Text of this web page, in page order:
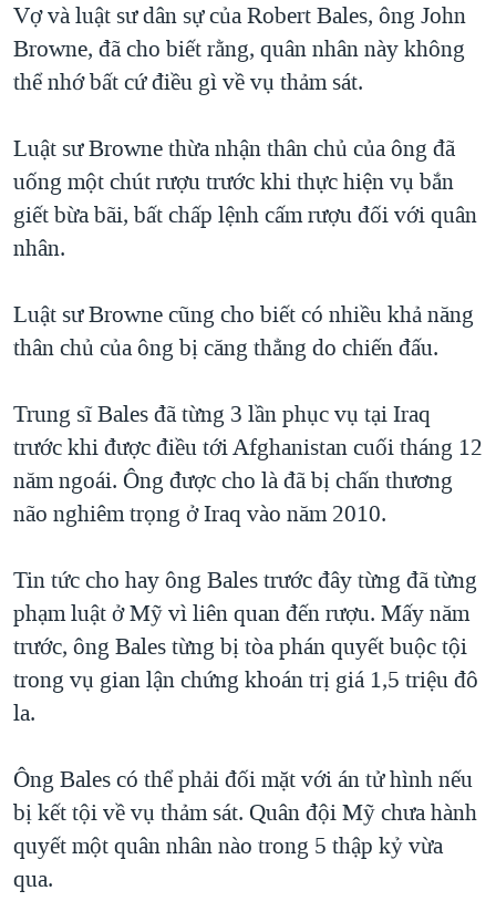
Vợ và luật sư dân sự của Robert Bales, ông John
Browne, đã cho biết rằng, quân nhân này không
thể nhớ bất cứ điều gì về vụ thảm sát.
Luật sư Browne thừa nhận thân chủ của ông đã
uống một chút rượu trước khi thực hiện vụ bắn
giết bừa bãi, bất chấp lệnh cấm rượu đối với quân
nhân.
Luật sư Browne cũng cho biết có nhiều khả năng
thân chủ của ông bị căng thẳng do chiến đấu.
Trung sĩ Bales đã từng 3 lần phục vụ tại Iraq
trước khi được điều tới Afghanistan cuối tháng 12
năm ngoái. Ông được cho là đã bị chấn thương
não nghiêm trọng ở Iraq vào năm 2010.
Tin tức cho hay ông Bales trước đây từng đã từng
phạm luật ở Mỹ vì liên quan đến rượu. Mấy năm
trước, ông Bales từng bị tòa phán quyết buộc tội
trong vụ gian lận chứng khoán trị giá 1,5 triệu đô
la.
Ông Bales có thể phải đối mặt với án tử hình nếu
bị kết tội về vụ thảm sát. Quân đội Mỹ chưa hành
quyết một quân nhân nào trong 5 thập kỷ vừa
qua.